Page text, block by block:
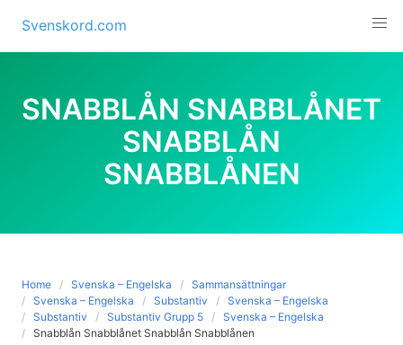
content
Svenskord.com
SNABBLÅN SNABBLÅNET
SNABBLÅN
SNABBLÅNEN
Home Svenska – Engelska
Sammansättningar
Svenska – Engelska
Substantiv
Svenska – Engelska
Substantiv
Substantiv Grupp 5
Svenska – Engelska
Snabblån Snabblånet Snabblån Snabblånen